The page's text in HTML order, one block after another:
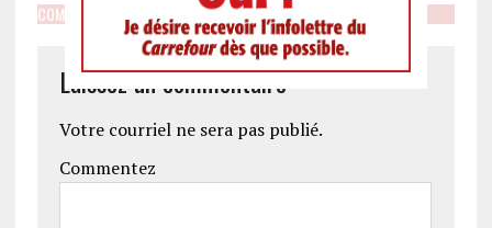
COMMENTEZ SUR "LE CHIFFRE DU JOUR: 13 500"
Laissez un commentaire
Votre courriel ne sera pas publié.
Commentez